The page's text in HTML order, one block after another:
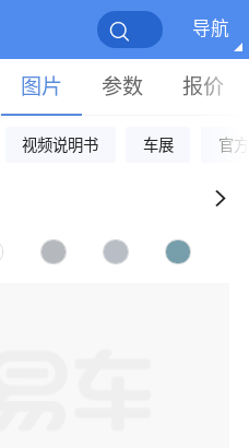
导航
图片 参数 报价
视频说明书 车展 官方